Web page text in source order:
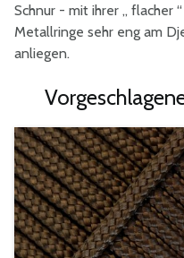
Schnur - mit ihrer „ flacher
Metallringe sehr eng am
anliegen.